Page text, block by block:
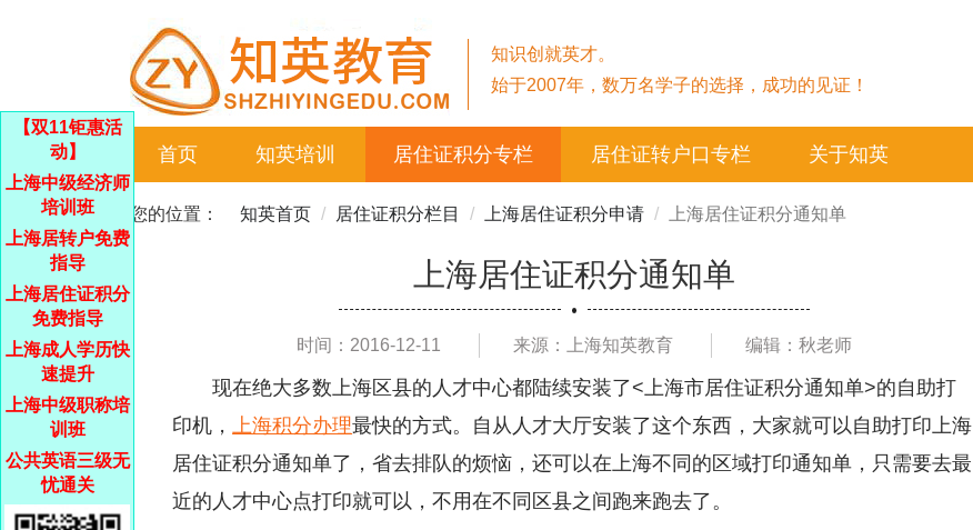
【双11钜惠活
动】
上海中级经济师
培训班
上海居转户免费
指导
上海居住证积分
免费指导
上海成人学历快
速提升
上海中级职称培
训班
公共英语三级无
忧通关
知识创就英才。
始于2007年，数万名学子的选择，成功的见证！
首页 知英培训 居住证积分专栏 居住证转户口专栏 关于知英
您的位置： 知英首页 居住证积分栏目 上海居住证积分申请 上海居住证积分通知单
上海居住证积分通知单
时间：2016-12-11 来源：上海知英教育 编辑：秋老师
现在绝大多数上海区县的人才中心都陆续安装了<上海市居住证积分通知单>的自助打
印机，上海积分办理最快的方式。自从人才大厅安装了这个东西，大家就可以自助打印上海
居住证积分通知单了，省去排队的烦恼，还可以在上海不同的区域打印通知单，只需要去最
近的人才中心点打印就可以，不用在不同区县之间跑来跑去了。